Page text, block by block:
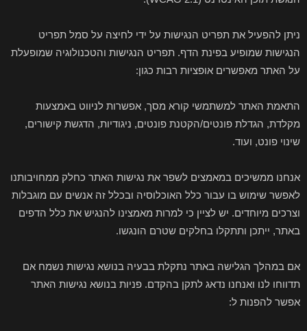
ניתן להפעיל את תפריט הנגישות על ידי לחיצה על סמל תפריט
הנגישות שמופיע בפינת הדף. תפריט הנגישות והטכנולוגיה שמופעלת
על האתר מאפשרים אופציות רבות כגון:
התאמת האתר למשתמשי קורא מסך, אפשרות לניווט באמצעות
מקלדת, הגדלת פונטים/הקטנת פונטים, ניגודיות, הדגשת קישורים,
שינוי פונט, ועוד.
אנחנו ממשיכים במאמצים לשפר את נגישות האתר כחלק ממחויבותנו
לאפשר שימוש בו עבור כלל האוכלוסיה ובכלל זה אנשים עם מוגבלות
וצרכים מיוחדים. יש לציין כי למרות מאמצינו להנגיש את כלל הדפים
באתר, ייתכן ותתקלו בחלקים שטרם הונגשו.
אם במהלך הגלישה באתר נתקלת בבעיה בנושא נגישות נשמח אם
תדווחו לנו ואנחנו נדאג לתקן בהקדם. פניות בנושא נגישות האתר
אפשר להפנות ל: